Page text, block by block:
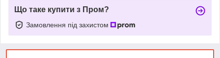
Що таке купити з Пром?
Замовлення під захистом